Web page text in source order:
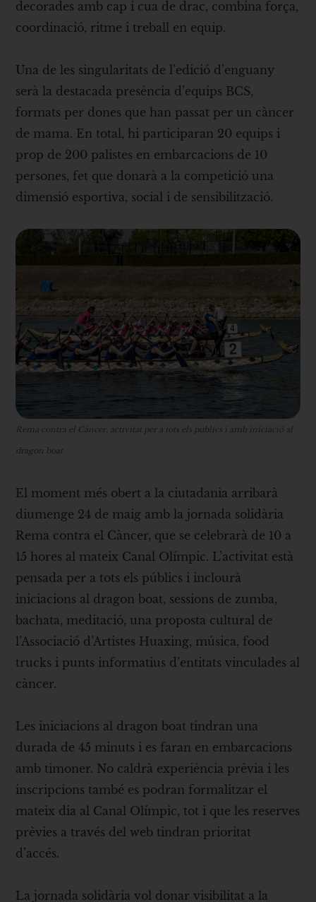
decorades amb cap i cua de drac, combina força,
coordinació, ritme i treball en equip.
Una de les singularitats de l’edició d’enguany
serà la destacada presència d’equips BCS,
formats per dones que han passat per un càncer
de mama. En total, hi participaran 20 equips i
prop de 200 palistes en embarcacions de 10
persones, fet que donarà a la competició una
dimensió esportiva, social i de sensibilització.
Rema contra el Càncer, activitat per a tots els públics i amb iniciació al
dragon boat
El moment més obert a la ciutadania arribarà
diumenge 24 de maig amb la jornada solidària
Rema contra el Càncer, que se celebrarà de 10 a
15 hores al mateix Canal Olímpic. L’activitat està
pensada per a tots els públics i inclourà
iniciacions al dragon boat, sessions de zumba,
bachata, meditació, una proposta cultural de
l’Associació d’Artistes Huaxing, música, food
trucks i punts informatius d’entitats vinculades al
càncer.
Les iniciacions al dragon boat tindran una
durada de 45 minuts i es faran en embarcacions
amb timoner. No caldrà experiència prèvia i les
inscripcions també es podran formalitzar el
mateix dia al Canal Olímpic, tot i que les reserves
prèvies a través del web tindran prioritat
d’accés.
La jornada solidària vol donar visibilitat a la